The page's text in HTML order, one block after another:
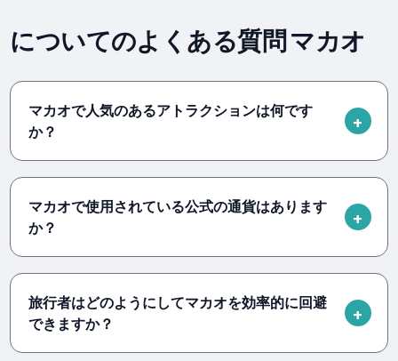
についてのよくある質問 マカオ
マカオで人気のあるアトラクションは何です
か？
マカオで使用されている公式の通貨はあります
か？
旅行者はどのようにしてマカオを効率的に回避
できますか？